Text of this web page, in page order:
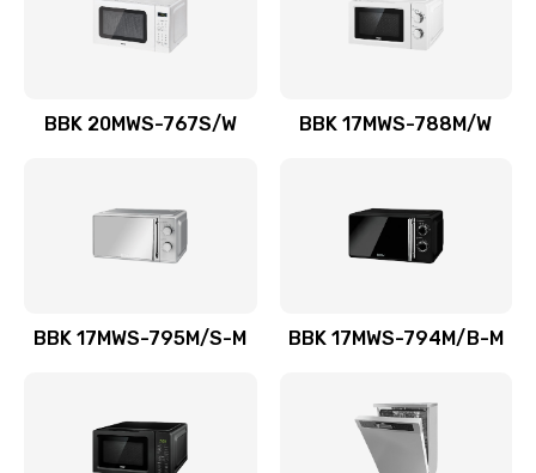
BBK 20MWS-767S/W BBK 17MWS-788M/W
BBK 17MWS-795M/S-M BBK 17MWS-794M/B-M